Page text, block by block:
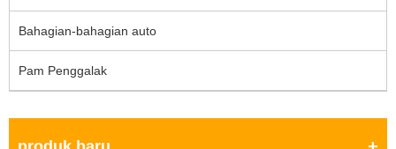
Bahagian-bahagian auto
Pam Penggalak